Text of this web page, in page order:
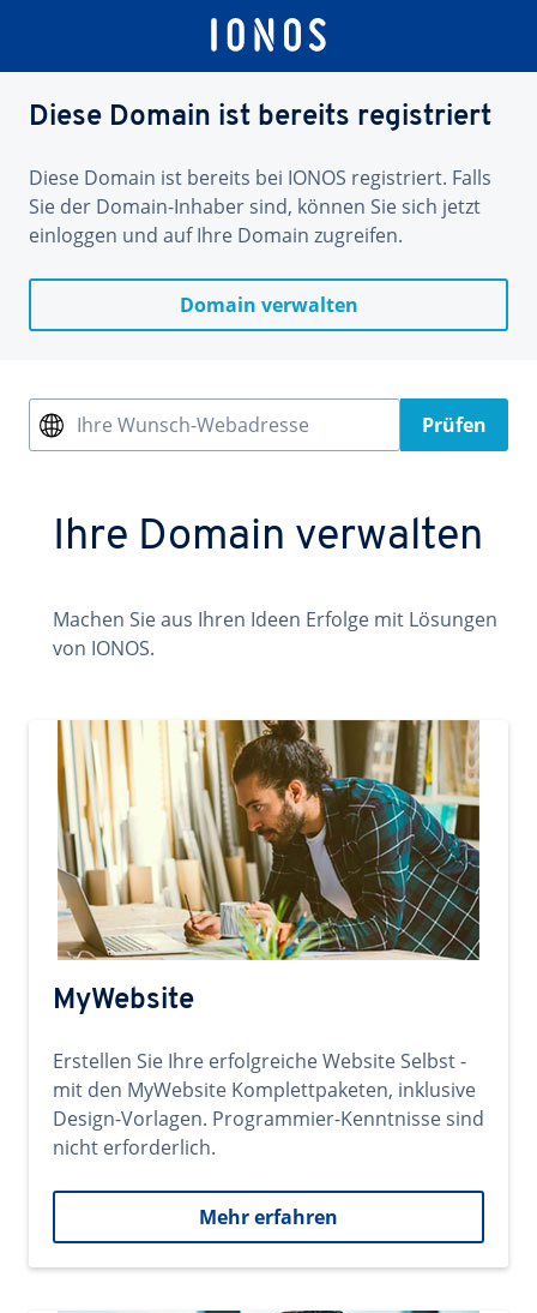
Diese Domain ist bereits registriert
Diese Domain ist bereits bei IONOS registriert. Falls
Sie der Domain-Inhaber sind, können Sie sich jetzt
einloggen und auf Ihre Domain zugreifen.
Domain verwalten
Ihre Wunsch-Webadresse Prüfen
Ihre Domain verwalten
Machen Sie aus Ihren Ideen Erfolge mit Lösungen
von IONOS.
MyWebsite
Erstellen Sie Ihre erfolgreiche Website Selbst -
mit den MyWebsite Komplettpaketen, inklusive
Design-Vorlagen. Programmier-Kenntnisse sind
nicht erforderlich.
Mehr erfahren